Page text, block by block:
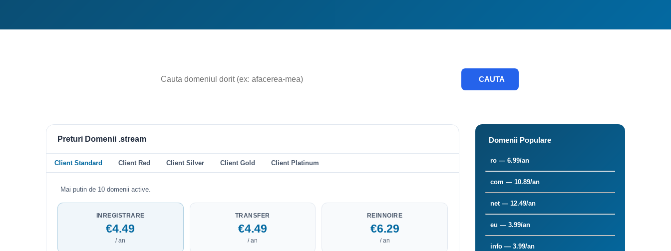
CAUTA
Preturi Domenii .stream
Client Standard Client Red Client Silver Client Gold Client Platinum
Mai putin de 10 domenii active.
INREGISTRARE
€4.49
/ an
TRANSFER
€4.49
/ an
REINNOIRE
€6.29
/ an
Domenii Populare
ro — 6.99/an
com — 10.89/an
net — 12.49/an
eu — 3.99/an
info — 3.99/an